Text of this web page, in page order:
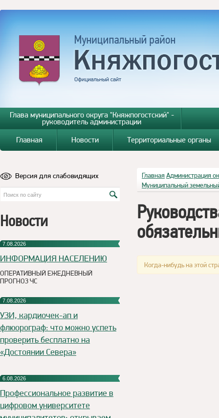
Глава муниципального округа "Княжпогостский" -
руководитель администрации
Главная
Новости Территориальные органы
Версия для слабовидящих
Новости
7.08.2026
ИНФОРМАЦИЯ НАСЕЛЕНИЮ
ОПЕРАТИВНЫЙ ЕЖЕДНЕВНЫЙ
ПРОГНОЗ ЧС
7.08.2026
УЗИ, кардиочек-ап и
флюорограф: что можно успеть
проверить бесплатно на
«Достоянии Севера»
6.08.2026
Профессиональное развитие в
цифровом университете
Главная Администрация
Муниципальный
Когда-нибудь на этой